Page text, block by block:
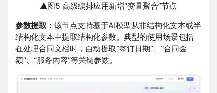
▲图5 高级编排应用新增“变量聚合”节点
参数提取： 该节点支持基于AI模型从非结构化文本或半
结构化文本中提取结构化参数。典型的使用场景包括
在处理合同文档时，自动提取“签订日期”、“合同金
额”、“服务内容”等关键参数。